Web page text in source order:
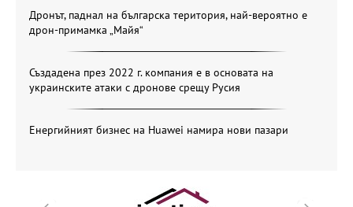
Дронът, паднал на българска територия, най-вероятно е
дрон-примамка „Майя“
Създадена през 2022 г. компания е в основата на
украинските атаки с дронове срещу Русия
Енергийният бизнес на Huawei намира нови пазари